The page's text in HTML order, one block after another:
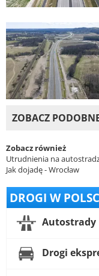
ZOBACZ
Zobacz również
Utrudnienia na
Jak dojadę - Wrocław
DROGI W
Autostrady
Drogi